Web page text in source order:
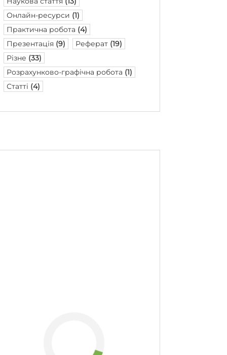
Онлайн-ресурси (1)
Практична робота (4)
Презентація (9) Реферат (19)
Різне (33)
Розрахунково-графічна робота (1)
Статті (4)